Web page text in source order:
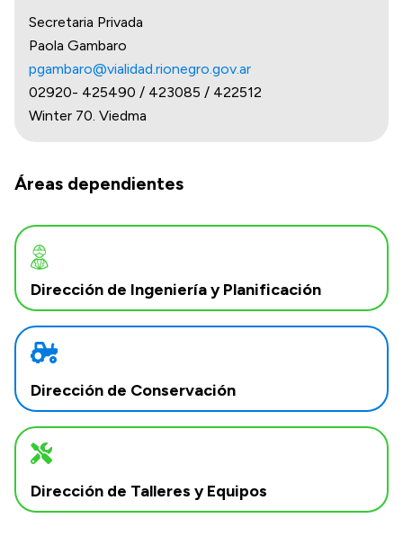
Secretaria Privada
Paola Gambaro
pgambaro@vialidad.rionegro.gov.ar
02920- 425490 / 423085 / 422512
Winter 70. Viedma
Áreas dependientes
Dirección de Ingeniería y Planificación
Dirección de Conservación
Dirección de Talleres y Equipos